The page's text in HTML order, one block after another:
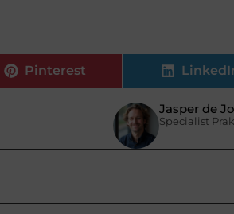
Pinterest
Jasper de
Specialist